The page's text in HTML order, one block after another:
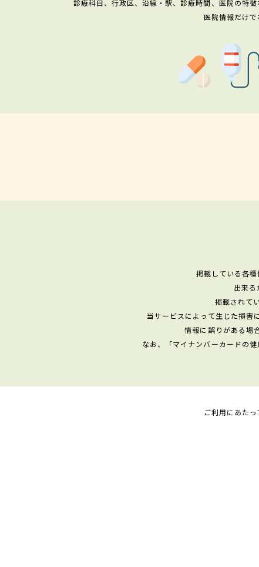
診療科目、行政区、沿線・駅、診療時間、医院の特
医院情報だけ
掲載している各
出来る
掲載されて
当サービスによって生じた損害
情報に誤りがある場
なお、「マイナンバーカードの
ご利用にあたっ